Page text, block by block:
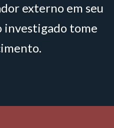
externo em seu
investigado tome